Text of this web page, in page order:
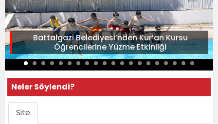
Battalgazi Belediyesi’nden Kur’an Kursu
Öğrencilerine Yüzme Etkinliği
Neler Söylendi?
Site